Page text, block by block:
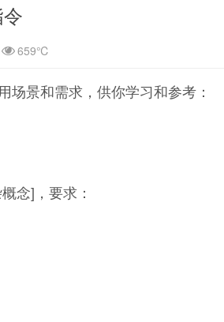
659℃
景和需求，供你学习和参考：
念]，要求：